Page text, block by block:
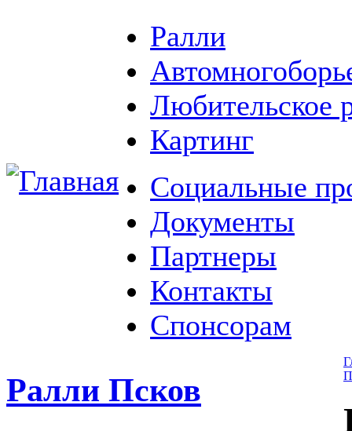
Ралли
Любительское
Картинг
Социальные
Документы
Партнеры
Контакты
Спонсорам
Ралли Псков